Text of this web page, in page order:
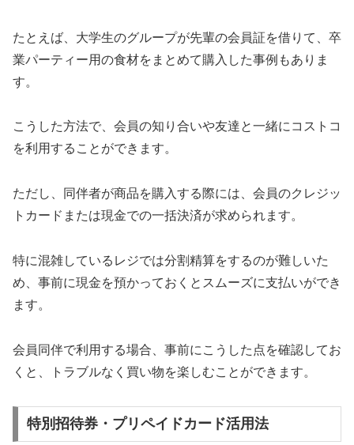
たとえば、大学生のグループが先輩の会員証を借りて、卒
業パーティー用の食材をまとめて購入した事例もありま
す。
こうした方法で、会員の知り合いや友達と一緒にコストコ
を利用することができます。
ただし、同伴者が商品を購入する際には、会員のクレジッ
トカードまたは現金での一括決済が求められます。
特に混雑しているレジでは分割精算をするのが難しいた
め、事前に現金を預かっておくとスムーズに支払いができ
ます。
会員同伴で利用する場合、事前にこうした点を確認してお
くと、トラブルなく買い物を楽しむことができます。
特別招待券・プリペイドカード活用法